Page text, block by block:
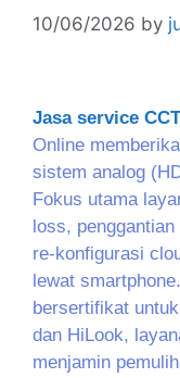
10/06/2026 by
Jasa service
Online
sistem analog
Fokus utama
loss,
re-konfigurasi
lewat
bersertifikat
dan HiLook,
menjamin